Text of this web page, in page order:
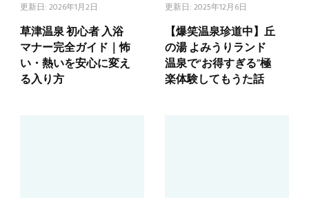
更新日: 2026年1月2日
草津温泉 初心者 入浴
マナー完全ガイド｜怖
い・熱いを安心に変え
る入り方
更新日: 2025年12月6日
【爆笑温泉珍道中】丘
の湯 よみうりランド
温泉で“お得すぎる”極
楽体験してもうた話